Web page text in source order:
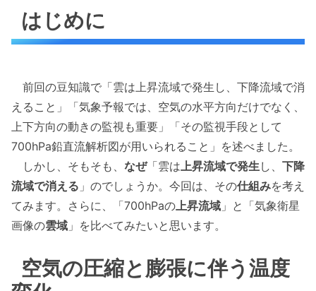
はじめに
前回の豆知識で「雲は上昇流域で発生し、下降流域で消
えること」「気象予報では、空気の水平方向だけでなく、
上下方向の動きの監視も重要」「その監視手段として
700hPa鉛直流解析図が用いられること」を述べました。
しかし、そもそも、 なぜ「雲は上昇流域で発生し、 下降
流域で消える 」のでしょうか。今回は、その仕組みを考え
てみます。さらに、「700hPaの上昇流域 」と「気象衛星
画像の雲域 」を比べてみたいと思います。
空気の圧縮と膨張に伴う温度